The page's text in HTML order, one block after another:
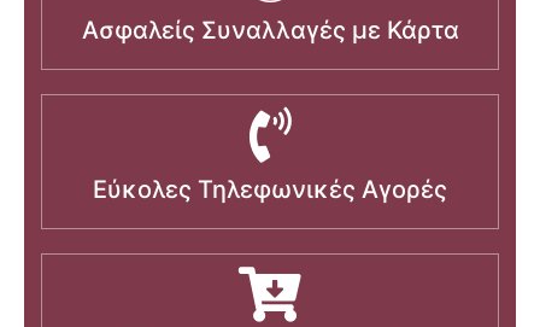
Ασφαλείς Συναλλαγές με Κάρτα
Εύκολες Τηλεφωνικές Αγορές